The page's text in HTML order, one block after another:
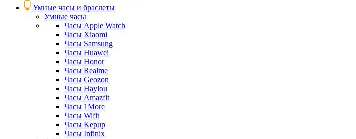
Умные часы и браслеты
Умные часы
Часы Apple Watch
Часы Xiaomi
Часы Samsung
Часы Huawei
Часы Honor
Часы Realme
Часы Geozon
Часы Haylou
Часы Amazfit
Часы 1More
Часы Wifit
Часы Kepup
Часы Infinix